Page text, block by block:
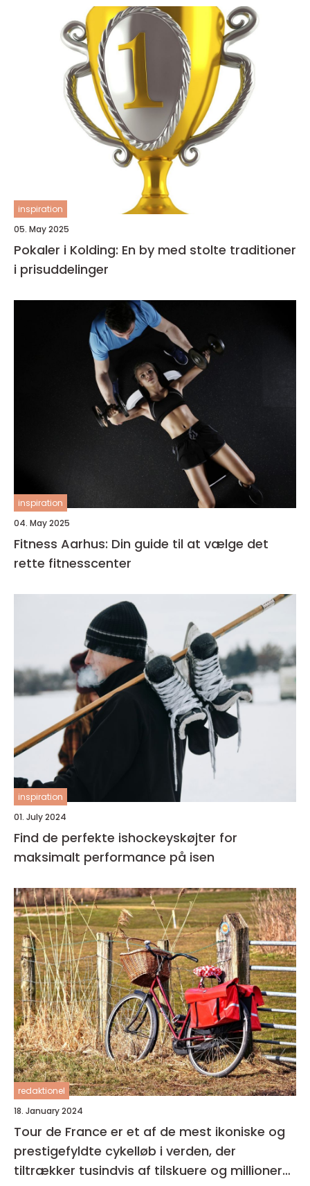
inspiration
05. May 2025
Pokaler i Kolding: En by med stolte traditioner
i prisuddelinger
inspiration
04. May 2025
Fitness Aarhus: Din guide til at vælge det
rette fitnesscenter
inspiration
01. July 2024
Find de perfekte ishockeyskøjter for
maksimalt performance på isen
redaktionel
18. January 2024
Tour de France er et af de mest ikoniske og
prestigefyldte cykelløb i verden, der
tiltrækker tusindvis af tilskuere og millioner